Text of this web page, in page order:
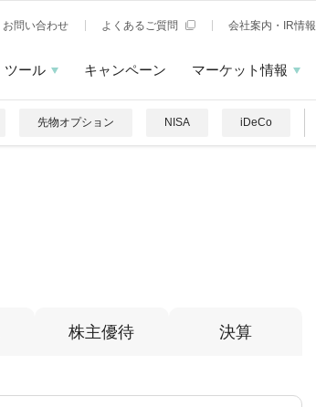
お問い合わせ よくあるご質問 会社案内・IR情報
ツール キャンペーン マーケット情報
先物オプション NISA iDeCo
株主優待 決算